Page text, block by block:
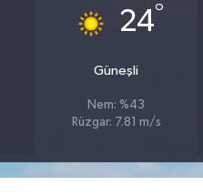
24°
Güneşli
Nem: %43
Rüzgar: 7.81 m/s